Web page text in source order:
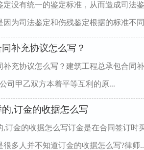
定没有统一的鉴定标准，从而造成司法
因为司法鉴定和伤残鉴定根据的标准不
补充协议怎么写？
补充协议怎么写？建筑工程总承包合同
司甲乙双方本着平等互利的原...
,订金的收据怎么写
,订金的收据怎么写订金是在合同签订时
多人并不知道订金的收据怎么写?律师